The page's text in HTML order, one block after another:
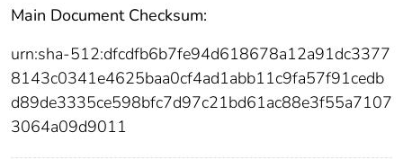
Main Document Checksum:
urn:sha-512:dfcdfb6b7fe94d618678a12a91dc3377
8143c0341e4625baa0cf4ad1abb11c9fa57f91cedb
d89de3335ce598bfc7d97c21bd61ac88e3f55a7107
3064a09d9011